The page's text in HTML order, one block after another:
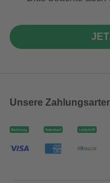
Unsere